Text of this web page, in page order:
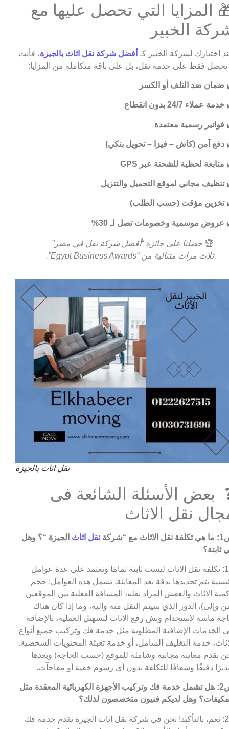
المزايا التي تحصل عليها مع
الخبير
اختيارك لشركة الخبير كـ أفضل شركة نقل اثاث بالجيزة، فأنت
تحصل فقط على خدمة نقل، بل على باقة متكاملة من المزايا:
ضمان ضد التلف أو الكسر
خدمة عملاء 24/7 بدون انقطاع
فواتير رسمية معتمدة
دفع آمن (كاش – فيزا – تحويل بنكي)
متابعة لحظية للشحنة عبر GPS
تنظيف مجاني لموقع التحميل والتنزيل
تخزين مؤقت (حسب الطلب)
عروض موسمية وخصومات تصل لـ 30%
🏆 حصلنا على جائزة “أفضل شركة نقل في مصر”
ثلاث مرات متتالية من “Egypt Business Awards”.
نقل اثاث بالجيزة
بعض الأسئلة الشائعة فى
نقل الاثاث
مع “شركة نقل اثاث الجيزة “؟ وهل
ثابتة؟
ج1: تكلفة نقل الاثاث ليست ثابتة تمامًا وتعتمد على عدة عوامل
يتم تحديدها بدقة بعد المعاينة. تشمل هذه العوامل: حجم
الاثاث والعفش المراد نقله، المسافة الفعلية بين الموقعين
وإلى)، الدور الذي سيتم النقل منه وإليه، وما إذا كان هناك
ماسة لاستخدام ونش رفع الاثاث لتسهيل العملية، بالإضافة
الخدمات الإضافية المطلوبة مثل خدمة فك وتركيب جميع أنواع
خدمة التغليف الشامل، أو خدمة تعبئة المحتويات الشخصية.
نقدم معاينة مجانية وشاملة للموقع (حسب الحاجة) وبعدها
دقيقًا وشفافًا للتكلفة بدون أي رسوم خفية أو مفاجآت.
س2: هل تشمل خدمة فك وتركيب الأجهزة الكهربائية المعقدة مثل
وهل لديكم فنيون متخصصون لذلك؟
ج2: نعم، بالتأكيد! نحن في شركة نقل اثاث الجيزة نقدم خدمة فك